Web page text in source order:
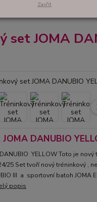
Tréninkové oblečení
YELLOW
set JOMA
DANUBIO
YELLOW Toto je
25 Set tvoří nový tréninkový ,
III a sportovní batoh JOMA
popis
Zavřít